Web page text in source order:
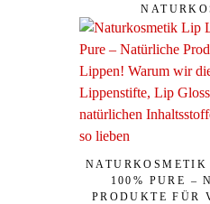
100% PURE –
PRODUKTE FÜR